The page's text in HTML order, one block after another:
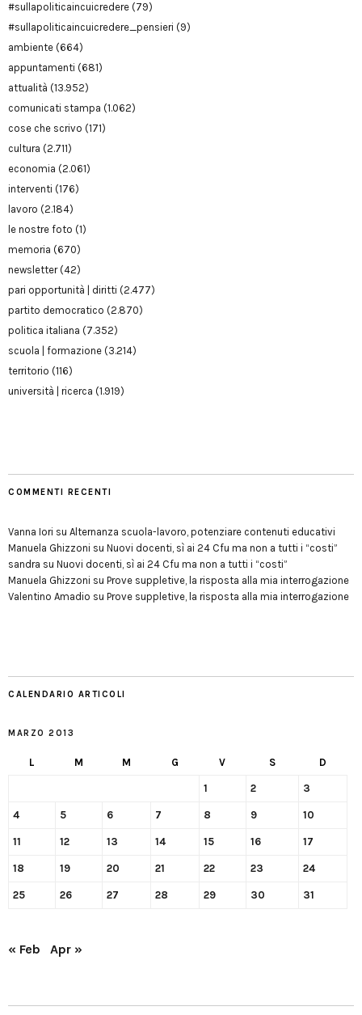
#sullapoliticaincuicredere (79)
#sullapoliticaincuicredere_pensieri (9)
ambiente (664)
appuntamenti (681)
attualità (13.952)
comunicati stampa (1.062)
cose che scrivo (171)
cultura (2.711)
economia (2.061)
interventi (176)
lavoro (2.184)
le nostre foto (1)
memoria (670)
newsletter(42)
pari opportunità | diritti (2.477)
partito democratico (2.870)
politica italiana (7.352)
scuola | formazione (3.214)
territorio (116)
università | ricerca (1.919)
COMMENTI RECENTI
Vanna Iori su Alternanza scuola-lavoro, potenziare contenuti educativi
Manuela Ghizzoni su Nuovi docenti, sì ai 24 Cfu ma non a tutti i “costi”
sandra su Nuovi docenti, sì ai 24 Cfu ma non a tutti i “costi”
Manuela Ghizzoni su Prove suppletive, la risposta alla mia interrogazione
Valentino Amadio su Prove suppletive, la risposta alla mia interrogazione
CALENDARIO ARTICOLI
MARZO 2013
L M M G V S D
1 2 3
4 5 6 7 8 9 10
11 12 13 14 15 16 17
18 19 20 21 22 23 24
25 26 27 28 29 30 31
« Feb Apr »